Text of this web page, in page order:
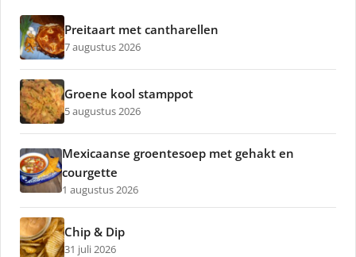
Preitaart met cantharellen
7 augustus 2026
Groene kool stamppot
5 augustus 2026
Mexicaanse groentesoep met gehakt en
courgette
1 augustus 2026
Chip & Dip
31 juli 2026